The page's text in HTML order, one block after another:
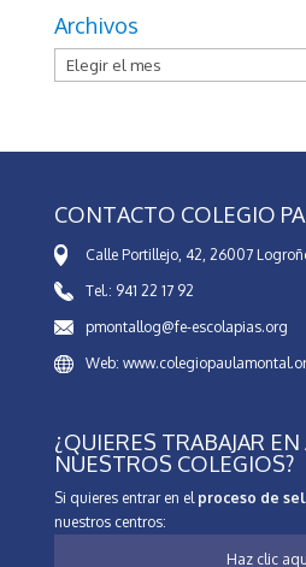
Archivos
Archivos
CONTACTO COLEGIO
Calle Portillejo, 42, 26007
Tel.: 941 22 17 92
pmontallog@fe-escolapias.org
Web:
¿QUIERES TRABAJAR
NUESTROS COLEGIOS?
Si quieres entrar en el proceso de
nuestros centros:
Haz clic